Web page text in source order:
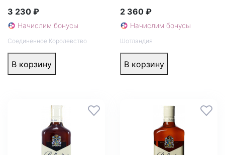
3 230 ₽
Начислим бонусы
Соединенное Королевство
В корзину
2 360 ₽
Начислим бонусы
Шотландия
В корзину